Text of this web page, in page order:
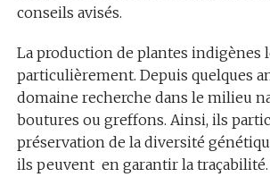
conseils avisés.
La production de plantes indigènes
particulièrement. Depuis quelques
domaine recherche dans le milieu
boutures ou greffons. Ainsi, ils
préservation de la diversité
ils peuvent en garantir la traçabilité.